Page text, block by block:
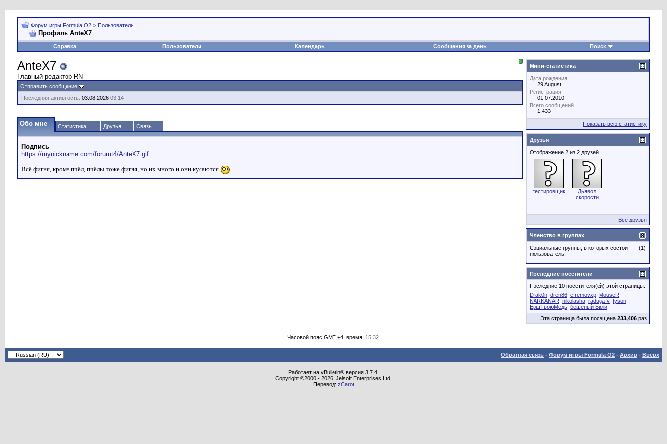
Форум игры Formula O2 > Пользователи
Профиль AnteX7
Справка Пользователи Календарь Сообщения за день Поиск
AnteX7
Главный редактор RN
Отправить сообщение
Последняя активность: 03.08.2026 03:14
Обо мне Статистика Друзья Связь
Подпись
https://mynickname.com/forumt4/AnteX7.gif
Всё фигня, кроме пчёл, пчёлы тоже фигня, но их много и они кусаются
Мини-статистика
Дата рождения
29 August
Регистрация
01.07.2010
Всего сообщений
1,433
Показать всю статистику
Друзья
Отображение 2 из 2 друзей
тестировщик
Дьявол
скорости
Все друзья
Членство в группах
(1)
Социальные группы, в которых состоит
пользователь:
Последние посетители
Последние 10 посетителя(ей) этой страницы:
Drak0n dren86 efremovxp MouseR
NARKANAR nikolasha raduga-v tyson
ЁршТвоюМедь бешеный Били
Эта страница была посещена 233,406 раз
Часовой пояс GMT +4, время: 15:32.
Обратная связь - Форум игры Formula O2 - Архив - Вверх
Работает на vBulletin® версия 3.7.4.
Copyright ©2000 - 2026, Jelsoft Enterprises Ltd.
Перевод: zCarot